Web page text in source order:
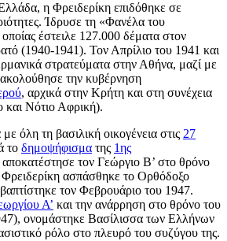
η Φρειδερίκη επιδόθηκε σε
Ίδρυσε τη «Φανέλα του
έστειλε 127.000 δέματα στον
(1940-1941). Τον Απρίλιο του 1941 και
στρατεύματα στην Αθήνα, μαζί με
ακολούθησε την κυβέρνηση
, αρχικά στην Κρήτη και στη συνέχεια
και Νότιο Αφρική).
όλη τη βασιλική οικογένεια στις 27
το δημοψήφισμα της 1ης
τον Γεώργιο Β’ στο θρόνο
ασπάσθηκε το Ορθόδοξο
τον Φεβρουάριο του 1947.
Α’ και την ανάρρηση στο θρόνο του
ονομάστηκε Βασίλισσα των Ελλήνων
ρόλο στο πλευρό του συζύγου της.